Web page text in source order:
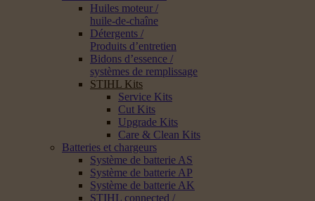
Huiles moteur /
huile-de-chaîne
Détergents /
Produits d’entretien
Bidons d’essence /
systèmes de remplissage
STIHL Kits
Service Kits
Cut Kits
Upgrade Kits
Care & Clean Kits
Batteries et chargeurs
Système de batterie AS
Système de batterie AP
Système de batterie AK
STIHL connected /